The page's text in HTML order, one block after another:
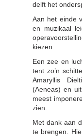
delft het
Aan het einde
en muzikaal
kiezen.
Een zee en
tent zo’n
Amaryllis
(Aeneas) en
meest
zien.
Met dank aan
te brengen.